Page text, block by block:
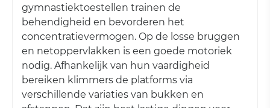
gymnastiektoestellen trainen de
behendigheid en bevorderen het
concentratievermogen. Op de losse bruggen
en netoppervlakken is een goede motoriek
nodig. Afhankelijk van hun vaardigheid
bereiken klimmers de platforms via
verschillende variaties van bukken en